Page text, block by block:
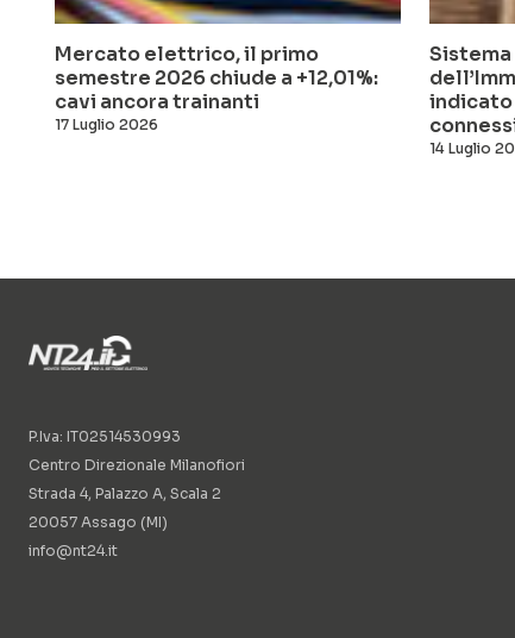
Mercato elettrico, il primo
semestre 2026 chiude a +12,01%:
cavi ancora trainanti
17 Luglio 2026
indicato
14 Luglio
P.Iva: IT02514530993
Centro Direzionale Milanofiori
Strada 4, Palazzo A, Scala 2
20057 Assago (MI)
info@nt24.it